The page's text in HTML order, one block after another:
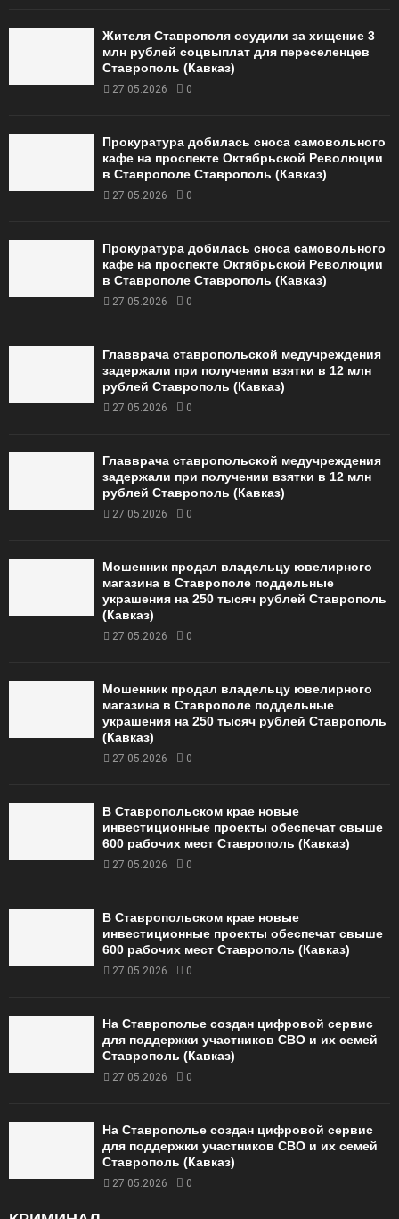
Жителя Ставрополя осудили за хищение 3
млн рублей соцвыплат для переселенцев
Ставрополь (Кавказ)
27.05.2026 0
Прокуратура добилась сноса самовольного
кафе на проспекте Октябрьской Революции
в Ставрополе Ставрополь (Кавказ)
27.05.2026 0
Прокуратура добилась сноса самовольного
кафе на проспекте Октябрьской Революции
в Ставрополе Ставрополь (Кавказ)
27.05.2026 0
Главврача ставропольской медучреждения
задержали при получении взятки в 12 млн
рублей Ставрополь (Кавказ)
27.05.2026 0
Главврача ставропольской медучреждения
задержали при получении взятки в 12 млн
рублей Ставрополь (Кавказ)
27.05.2026 0
Мошенник продал владельцу ювелирного
магазина в Ставрополе поддельные
украшения на 250 тысяч рублей Ставрополь
(Кавказ)
27.05.2026 0
Мошенник продал владельцу ювелирного
магазина в Ставрополе поддельные
украшения на 250 тысяч рублей Ставрополь
(Кавказ)
27.05.2026 0
В Ставропольском крае новые
инвестиционные проекты обеспечат свыше
600 рабочих мест Ставрополь (Кавказ)
27.05.2026 0
В Ставропольском крае новые
инвестиционные проекты обеспечат свыше
600 рабочих мест Ставрополь (Кавказ)
27.05.2026 0
На Ставрополье создан цифровой сервис
для поддержки участников СВО и их семей
Ставрополь (Кавказ)
27.05.2026 0
На Ставрополье создан цифровой сервис
для поддержки участников СВО и их семей
Ставрополь (Кавказ)
27.05.2026 0